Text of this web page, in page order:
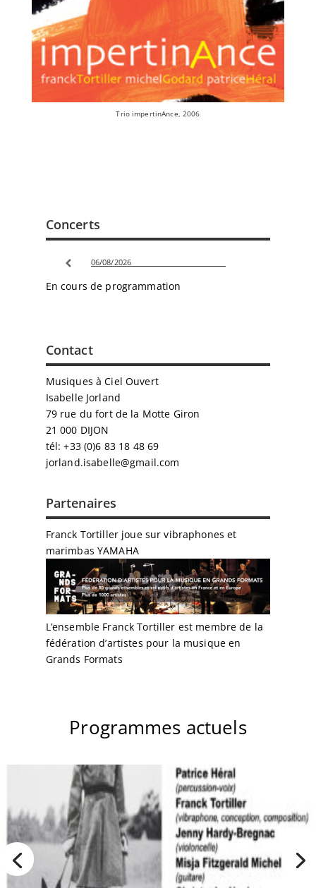
Trio impertinAnce, 2006
Concerts
06/08/2026
En cours de programmation
Contact
Musiques à Ciel Ouvert
Isabelle Jorland
79 rue du fort de la Motte Giron
21 000 DIJON
tél: +33 (0)6 83 18 48 69
jorland.isabelle@gmail.com
Partenaires
Franck Tortiller joue sur vibraphones et
marimbasYAMAHA
L’ensemble Franck Tortiller est membre de la
fédération d’artistes pour la musique en
Grands Formats
Programmes actuels